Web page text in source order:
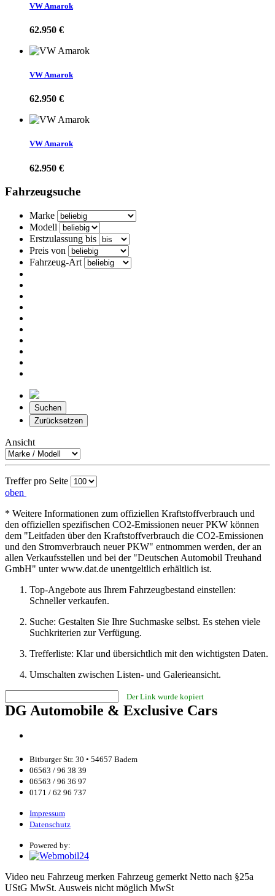
VW Amarok
62.950 €
VW Amarok
62.950 €
VW Amarok
62.950 €
Fahrzeugsuche
Marke
Modell
Erstzulassung bis
Preis von
Fahrzeug-Art
Suchen
Zurücksetzen
Ansicht
Treffer pro Seite
oben
* Weitere Informationen zum offiziellen Kraftstoffverbrauch und
den offiziellen spezifischen CO2-Emissionen neuer PKW können
dem "Leitfaden über den Kraftstoffverbrauch die CO2-Emissionen
und den Stromverbrauch neuer PKW" entnommen werden, der an
allen Verkaufsstellen und bei der "Deutschen Automobil Treuhand
GmbH" unter www.dat.de unentgeltlich erhältlich ist.
Top-Angebote aus Ihrem Fahrzeugbestand einstellen:
Schneller verkaufen.
Suche: Gestalten Sie Ihre Suchmaske selbst. Es stehen viele
Suchkriterien zur Verfügung.
Trefferliste: Klar und übersichtlich mit den wichtigsten Daten.
Umschalten zwischen Listen- und Galerieansicht.
Der Link wurde kopiert
DG Automobile & Exclusive Cars
Bitburger Str. 30 • 54657 Badem
06563 / 96 38 39
06563 / 96 36 97
0171 / 62 96 737
Impressum
Datenschutz
Powered by:
Video neu Fahrzeug merken Fahrzeug gemerkt Netto nach §25a
UStG MwSt. Ausweis nicht möglich MwSt